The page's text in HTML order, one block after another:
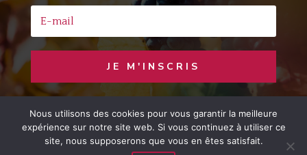
JE M'INSCRIS
Copyright © 2020 Jaime le Vin – Developed
byLemonCom
Nous utilisons des cookies pour vous garantir la meilleure
expérience sur notre site web. Si vous continuez à utiliser ce
site, nous supposerons que vous en êtes satisfait.